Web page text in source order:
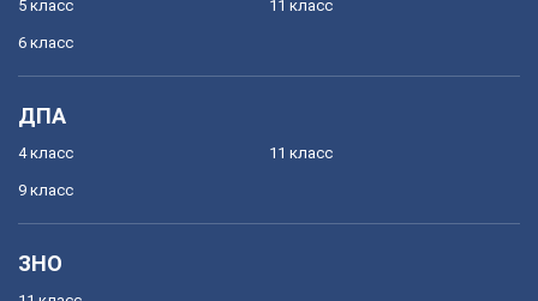
5 класс
6 класс
11 класс
ДПА
4 класс
9 класс
11 класс
ЗНО